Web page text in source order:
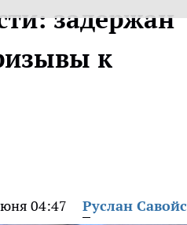
задержан
к
04:47 Руслан